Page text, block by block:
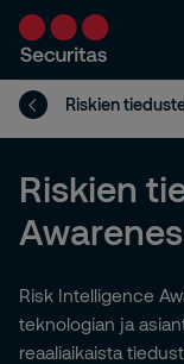
Riskien
Riskien
Risk Intelligence
teknologian ja
reaaliaikaista